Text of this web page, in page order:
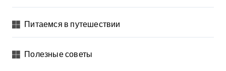
Питаемся в путешествии
Полезные советы